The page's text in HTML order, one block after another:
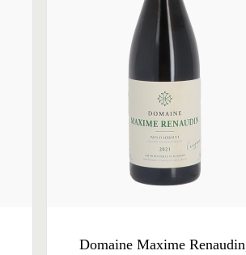
Domaine Maxime